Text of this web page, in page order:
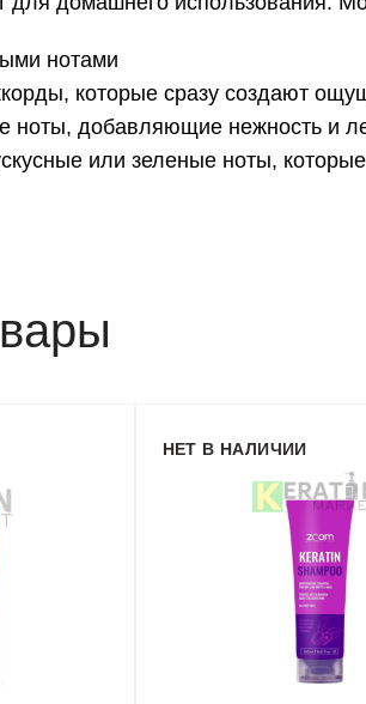
нотами
которые сразу создают
ноты, добавляющие нежность и
или зеленые ноты,
НЕТ В НАЛИЧИИ